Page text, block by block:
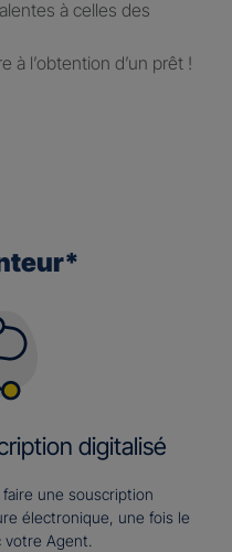
à celles des
à l’obtention d’un prêt !
digitalisé
une souscription
électronique, une fois le
votre Agent.